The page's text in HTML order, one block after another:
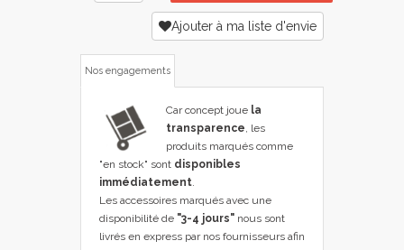
Ajouter à ma liste d'envie
Nos engagements
Car concept joue la
transparence , les
produits marqués comme
"en stock" sont disponibles
immédiatement
Les accessoires marqués avec une
disponibilité de "3-4 jours" nous sont
livrés en express par nos fournisseurs afin